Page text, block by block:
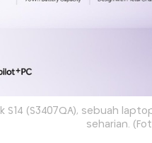
S14 (S3407QA), sebuah
seharian.